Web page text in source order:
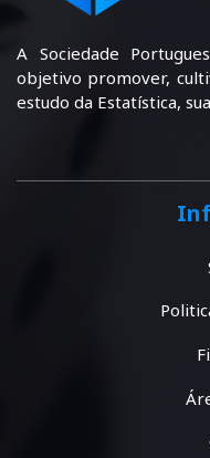
A Sociedade
objetivo promover,
estudo da Estatística,